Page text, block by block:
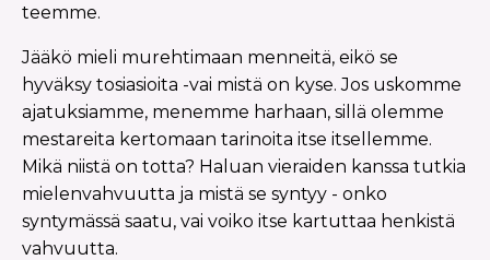
teemme.
Jääkö mieli murehtimaan menneitä, eikö se
hyväksy tosiasioita -vai mistä on kyse. Jos uskomme
ajatuksiamme, menemme harhaan, sillä olemme
mestareita kertomaan tarinoita itse itsellemme.
Mikä niistä on totta? Haluan vieraiden kanssa tutkia
mielenvahvuutta ja mistä se syntyy - onko
syntymässä saatu, vai voiko itse kartuttaa henkistä
vahvuutta.